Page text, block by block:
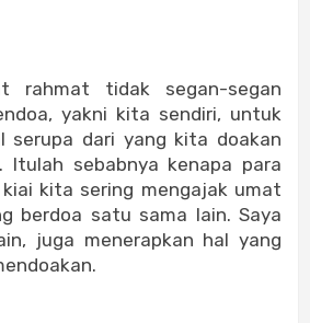
rahmat tidak segan-segan
yakni kita sendiri, untuk
serupa dari yang kita doakan
Itulah sebabnya kenapa para
kita sering mengajak umat
berdoa satu sama lain. Saya
juga menerapkan hal yang